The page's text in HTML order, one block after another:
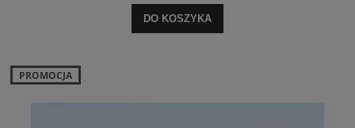
DO KOSZYKA
PROMOCJA